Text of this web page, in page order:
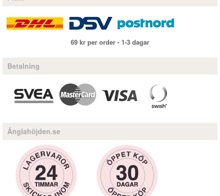
69 kr per order - 1-3 dagar
Betalning
Änglahöjden.se